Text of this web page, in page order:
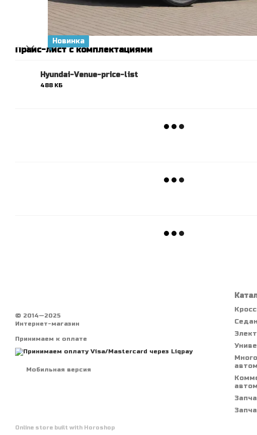
Новинка
Прайс-лист с комплектациями
Hyundai-Venue-price-list
488 КБ
© 2014—2025
Интернет-магазин
Принимаем к оплате
Мобильная версия
Online store built with Horoshop